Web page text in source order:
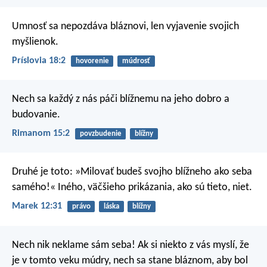
Umnosť sa nepozdáva bláznovi, len vyjavenie svojich
myšlienok.
Príslovia 18:2 hovorenie múdrosť
Nech sa každý z nás páči blížnemu na jeho dobro a
budovanie.
Rimanom 15:2 povzbudenie blížny
Druhé je toto: »Milovať budeš svojho blížneho ako seba
samého!« Iného, väčšieho prikázania, ako sú tieto, niet.
Marek 12:31 právo láska blížny
Nech nik neklame sám seba! Ak si niekto z vás myslí, že
je v tomto veku múdry, nech sa stane bláznom, aby bol